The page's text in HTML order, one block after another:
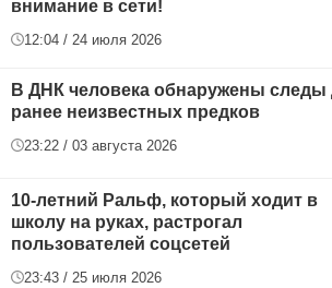
внимание в сети!
12:04 / 24 июля 2026
В ДНК человека обнаружены следы
ранее неизвестных предков
23:22 / 03 августа 2026
10-летний Ральф, который ходит в
школу на руках, растрогал
пользователей соцсетей
23:43 / 25 июля 2026